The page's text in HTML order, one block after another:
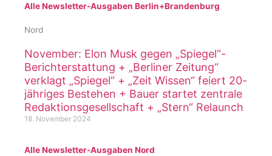
Alle Newsletter-Ausgaben Berlin+Brandenburg
Nord
November: Elon Musk gegen „Spiegel“-
Berichterstattung + „Berliner Zeitung“
verklagt „Spiegel“ + „Zeit Wissen“ feiert 20-
jähriges Bestehen + Bauer startet zentrale
Redaktionsgesellschaft + „Stern“ Relaunch
18. November 2024
Alle Newsletter-Ausgaben Nord